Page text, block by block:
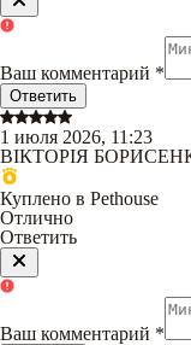
Ваш комментарий *
Ответить
1 июля 2026, 11:23
ВІКТОРІЯ
Куплено в Pethouse
Отлично
Ответить
Ваш комментарий *